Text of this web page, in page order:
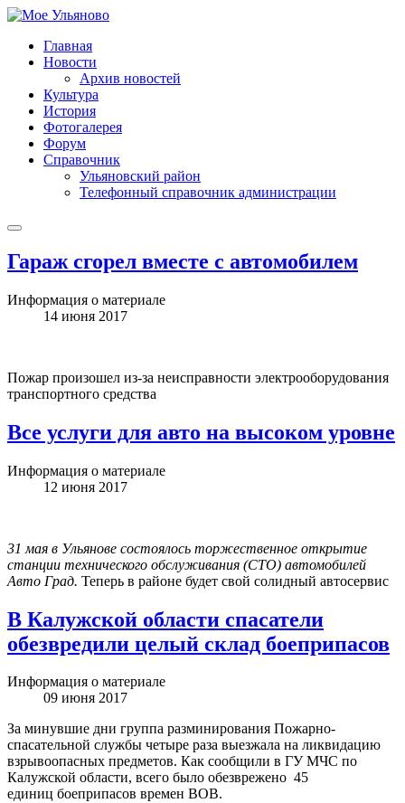
Главная
Новости
Архив новостей
Культура
История
Фотогалерея
Форум
Справочник
Ульяновский район
Телефонный справочник администрации
Гараж сгорел вместе с автомобилем
Информация о материале
14 июня 2017
Пожар произошел из-за неисправности электрооборудования
транспортного средства
Все услуги для авто на высоком уровне
Информация о материале
12 июня 2017
31 мая в Ульянове состоялось торжественное открытие
станции технического обслуживания (СТО) автомобилей
Авто Град. Теперь в районе будет свой солидный автосервис
В Калужской области спасатели
обезвредили целый склад боеприпасов
Информация о материале
09 июня 2017
За минувшие дни группа разминирования Пожарно-
спасательной службы четыре раза выезжала на ликвидацию
взрывоопасных предметов. Как сообщили в ГУ МЧС по
Калужской области, всего было обезврежено 45
единиц боеприпасов времен ВОВ.